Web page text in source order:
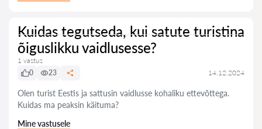
Kuidas tegutseda, kui satute turistina
õiguslikku vaidlusesse?
1 vastus
0
23 14.12.2024
Olen turist Eestis ja sattusin vaidlusse kohaliku ettevõttega.
Kuidas ma peaksin käituma?
Mine vastusele